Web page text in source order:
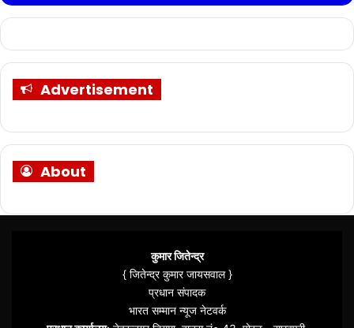
Advertisement
About
कुमार जितेन्द्र
{ जितेन्द्र कुमार जायसवाल }
प्रधान संपादक
भारत सम्मान न्यूज नेटवर्क